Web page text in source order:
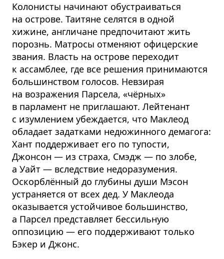
Колонисты начинают обустраиваться
на острове. Таитяне селятся в одной
хижине, англичане предпочитают жить
порознь. Матросы отменяют офицерские
звания. Власть на острове переходит
к ассамблее, где все решения принимаются
большинством голосов. Невзирая
на возражения Парсела, «чёрных»
в парламент не приглашают. Лейтенант
с изумлением убеждается, что Маклеод
обладает задатками недюжинного демагога:
Хант поддерживает его по тупости,
Джонсон — из страха, Смэдж — по злобе,
а Уайт — вследствие недоразумения.
Оскорблённый до глубины души Мэсон
устраняется от всех дед. У Маклеода
оказывается устойчивое большинство,
а Парсел представляет бессильную
оппозицию — его поддерживают только
Бэкер и Джонс.